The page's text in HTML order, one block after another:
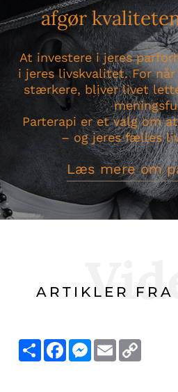
afgør
At investere i jeres
i jeres livskvalitet. For
stærkere, bliver livet
Parterapi er et valg om
– og jeres fælles
Læs mere om
ARTIKLER
ShareFacebookMessenger
Email